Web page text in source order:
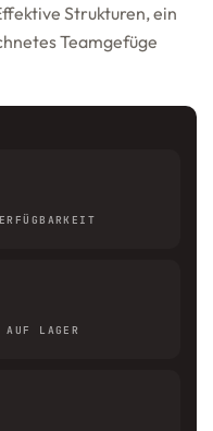
Strukturen, ein
Teamgefüge
AUF LAGER